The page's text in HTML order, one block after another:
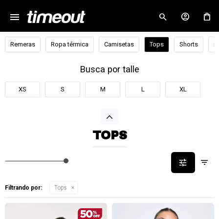
menu
Remeras Ropa térmica Camisetas Tops Shorts
Busca por talle
XS S M L XL
TOPS
Filtrando por: Tops